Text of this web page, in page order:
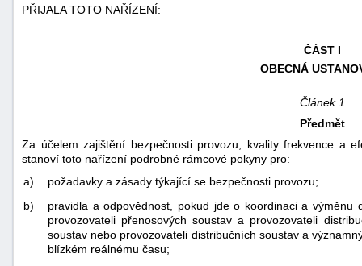
PŘIJALA TOTO NAŘÍZENÍ:
ČÁST I
OBECNÁ
Článek 1
Předmět
Za účelem zajištění bezpečnosti provozu, kvality frekvence a
stanoví toto nařízení podrobné rámcové pokyny pro:
a)
požadavky a zásady týkající se bezpečnosti provozu;
b)
pravidla a odpovědnost, pokud jde o koordinaci a výměnu
provozovateli přenosových soustav a provozovateli
soustav nebo provozovateli distribučních soustav a
blízkém reálnému času;